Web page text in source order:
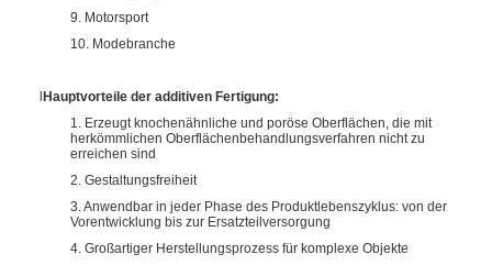
9. Motorsport
10. Modebranche
lHauptvorteile der additiven Fertigung:
1. Erzeugt knochenähnliche und poröse Oberflächen, die mit
herkömmlichen Oberflächenbehandlungsverfahren nicht zu
erreichen sind
2. Gestaltungsfreiheit
3. Anwendbar in jeder Phase des Produktlebenszyklus: von der
Vorentwicklung bis zur Ersatzteilversorgung
4. Großartiger Herstellungsprozess für komplexe Objekte